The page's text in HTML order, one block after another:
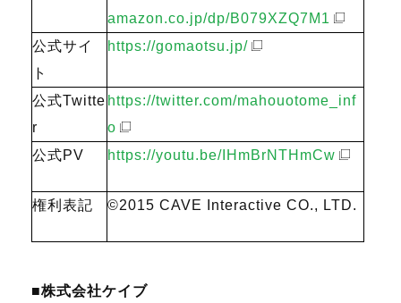
amazon.co.jp/dp/B079XZQ7M1
公式サイ
ト
https://gomaotsu.jp/
公式Twitte
r
https://twitter.com/mahouotome_inf
o
公式PV
https://youtu.be/IHmBrNTHmCw
権利表記 ©2015 CAVE Interactive CO., LTD.
■株式会社ケイブ